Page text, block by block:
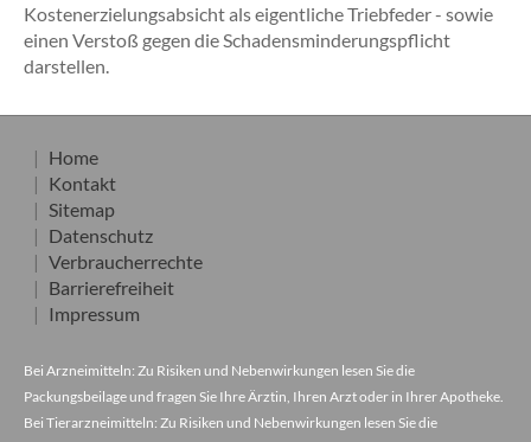
Kostenerzielungsabsicht als eigentliche Triebfeder - sowie
einen Verstoß gegen die Schadensminderungspflicht
darstellen.
Home
Kontakt
Sitemap
Datenschutz
Verbraucherrechte
Barrierefreiheit
Impressum
Bei Arzneimitteln: Zu Risiken und Nebenwirkungen lesen Sie die
Packungsbeilage und fragen Sie Ihre Ärztin, Ihren Arzt oder in Ihrer Apotheke.
Bei Tierarzneimitteln: Zu Risiken und Nebenwirkungen lesen Sie die